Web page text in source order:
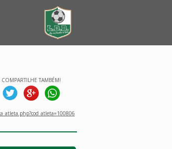
COMPARTILHE TAMBÉM!